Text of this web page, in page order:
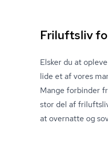
Friluftsliv
Elsker du at
lide et af vores
Mange forbinder
stor del af
at overnatte og